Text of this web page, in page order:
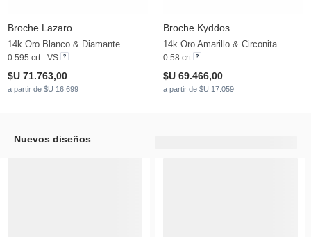
Broche Lazaro
14k Oro Blanco & Diamante
0.595 crt - VS
$U 71.763,00
a partir de $U 16.699
Broche Kyddos
14k Oro Amarillo & Circonita
0.58 crt
$U 69.466,00
a partir de $U 17.059
Nuevos diseños